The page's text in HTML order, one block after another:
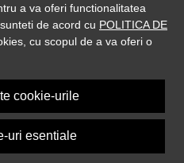
a va oferi functionalitatea
de acord cu POLITICA DE
cu scopul de a va oferi o
cookie-urile
uri esentiale